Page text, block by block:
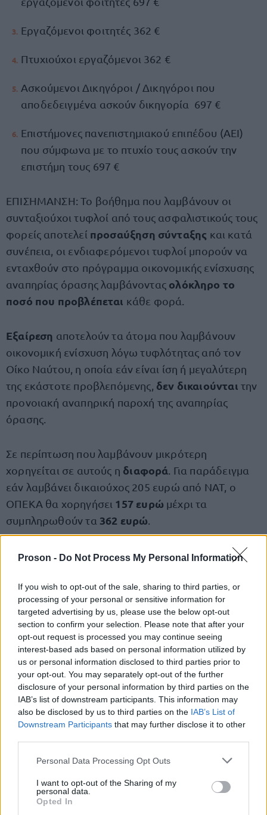
Proson - Do Not Process My Personal Information
If you wish to opt-out of the sale, sharing to third parties, or
processing of your personal or sensitive information for
targeted advertising by us, please use the below opt-out
section to confirm your selection. Please note that after your
opt-out request is processed you may continue seeing
interest-based ads based on personal information utilized by
us or personal information disclosed to third parties prior to
your opt-out. You may separately opt-out of the further
disclosure of your personal information by third parties on the
IAB’s list of downstream participants. This information may
also be disclosed by us to third parties on the IAB’s List of
Downstream Participants that may further disclose it to other
Please note that this website/app uses one or more Google
not limited to your visit or usage behaviour. You may click to
grant or deny consent to Google and its third-party tags to
use your data for below specified purposes in below Google
Personal Data Processing Opt Outs
I want to opt-out of the Sharing of my
personal data.
Opted In
Εργαζόμενοι φοιτητές 362 €
Πτυχιούχοι εργαζόμενοι 362 €
Ασκούμενοι Δικηγόροι / Δικηγόροι που
αποδεδειγμένα ασκούν δικηγορία 697 €
Επιστήμονες πανεπιστημιακού επιπέδου (ΑΕΙ)
που σύμφωνα με το πτυχίο τους ασκούν την
επιστήμη τους 697 €
ΕΠΙΣΗΜΑΝΣΗ: Το βοήθημα που λαμβάνουν οι
συνταξιούχοι τυφλοί από τους ασφαλιστικούς τους
φορείς αποτελεί προσαύξηση σύνταξης και κατά
συνέπεια, οι ενδιαφερόμενοι τυφλοί μπορούν να
ενταχθούν στο πρόγραμμα οικονομικής ενίσχυσης
αναπηρίας όρασης λαμβάνοντας ολόκληρο το
ποσό που προβλέπεται κάθε φορά.
Εξαίρεση αποτελούν τα άτομα που λαμβάνουν
οικονομική ενίσχυση λόγω τυφλότητας από τον
Οίκο Ναύτου, η οποία εάν είναι ίση ή μεγαλύτερη
της εκάστοτε προβλεπόμενης, δεν δικαιούνται την
προνοιακή αναπηρική παροχή της αναπηρίας
όρασης.
Σε περίπτωση που λαμβάνουν μικρότερη
χορηγείται σε αυτούς η διαφορά . Για παράδειγμα
εάν λαμβάνει δικαιούχος 205 ευρώ από ΝΑΤ, ο
ΟΠΕΚΑ θα χορηγήσει 157 ευρώ μέχρι τα
συμπληρωθούν τα 362 ευρώ
Απαραίτητα δικαιολογητικά
Οι δικαιούχοι του προγράμματος ενίσχυσης πρέπει
απαραιτήτως να προσκομίσουν:
1. Βεβαίωση ΟΑΕΔ και προκειμένου περί
αυτοαπασχολούμενου, επιπλέον βεβαίωση
διακοπής εργασιών από αρμόδια Δ.Ο.Υ για
άνεργους ανασφάλιστους
2.Πιστοποιητικό εγγραφής στο Δικηγορικό
σύλλογο ή φωτοαντίγραφο Δικηγορικής
ταυτότητας, για δικηγόρους που αποδεδειγμένα
ασκούν δικηγορία καθώς και οι ασκούμενοι
3.Αντίγραφο πτυχίου και βεβαίωση της υπηρεσίας
ή του εργοδότη όπου εργάζονται ως επιστήμονες